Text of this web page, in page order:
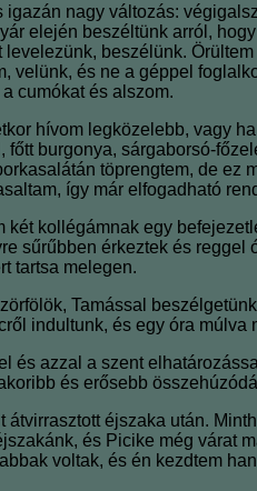
nagy változás:
elején beszéltünk arról,
beszélünk.
és ne a géppel
cumókat és alszom.
hívom legközelebb, vagy
burgonya, sárgaborsó-
töprengtem, de
így már elfogadható
kollégámnak egy
sűrűbben érkeztek és
tartsa melegen.
Tamással
indultunk, és egy óra múlva
azzal a szent
és erősebb
éjszaka után.
és Picike még várat
voltak, és én kezdtem